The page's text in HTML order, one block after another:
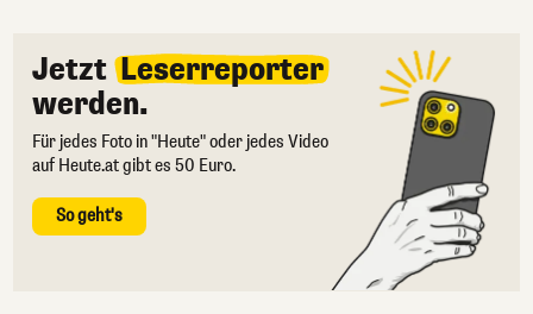
Jetzt Leserreporter
werden.
Für jedes Foto in "Heute" oder jedes Video
auf Heute.at gibt es 50 Euro.
So geht's